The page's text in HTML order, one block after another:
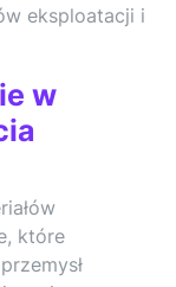
eksploatacji i
w
które